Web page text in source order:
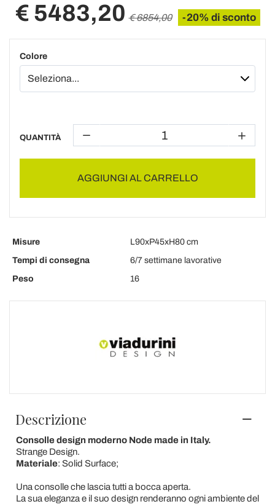
€ 5483,20 € 6854,00 -20% di sconto
Colore
QUANTITÀ
AGGIUNGI AL CARRELLO
Misure
L90xP45xH80 cm
Tempi di consegna
6/7 settimane lavorative
Peso
16
Descrizione
Consolle design moderno Node made in Italy.
Strange Design.
Materiale: Solid Surface;
Una consolle che lascia tutti a bocca aperta.
La sua eleganza e il suo design renderanno ogni ambiente del